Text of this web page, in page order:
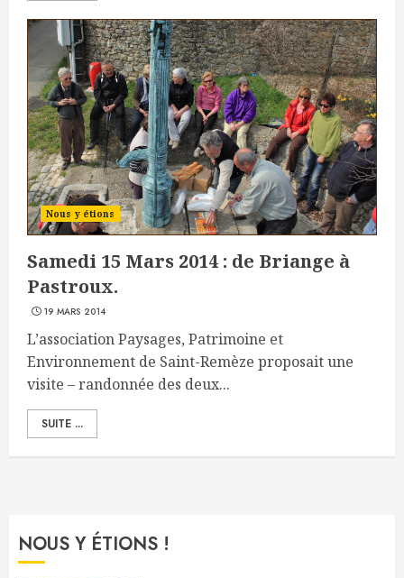
Nous y étions
Samedi 15 Mars 2014 : de Briange à
Pastroux.
19 MARS 2014
L’association Paysages, Patrimoine et
Environnement de Saint-Remèze proposait une
visite – randonnée des deux...
SUITE ...
NOUS Y ÉTIONS !